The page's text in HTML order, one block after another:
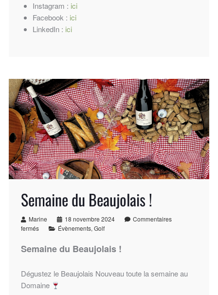
Instagram : ici
Facebook : ici
LinkedIn : ici
Semaine du Beaujolais !
Marine 18 novembre 2024
Commentaires
fermés
Évènements,Golf
Semaine du Beaujolais !
Dégustez le Beaujolais Nouveau toute la semaine au
Domaine